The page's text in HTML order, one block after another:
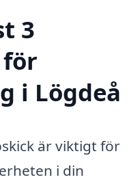
3
i Lögdeå
är viktigt för
i din